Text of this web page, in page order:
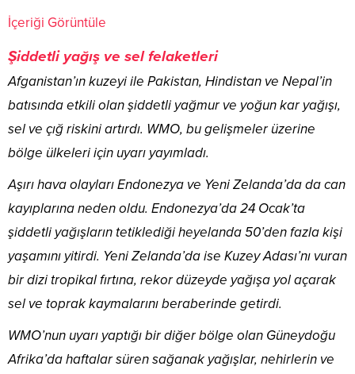
İçeriği Görüntüle
Şiddetli yağış ve sel felaketleri
Afganistan’ın kuzeyi ile Pakistan, Hindistan ve Nepal’in
batısında etkili olan şiddetli yağmur ve yoğun kar yağışı,
sel ve çığ riskini artırdı. WMO, bu gelişmeler üzerine
bölge ülkeleri için uyarı yayımladı.
Aşırı hava olayları Endonezya ve Yeni Zelanda’da da can
kayıplarına neden oldu. Endonezya’da 24 Ocak’ta
şiddetli yağışların tetiklediği heyelanda 50’den fazla kişi
yaşamını yitirdi. Yeni Zelanda’da ise Kuzey Adası’nı vuran
bir dizi tropikal fırtına, rekor düzeyde yağışa yol açarak
sel ve toprak kaymalarını beraberinde getirdi.
WMO’nun uyarı yaptığı bir diğer bölge olan Güneydoğu
Afrika’da haftalar süren sağanak yağışlar, nehirlerin ve